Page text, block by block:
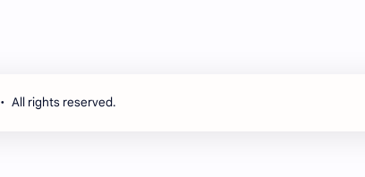
‧ All rights reserved.